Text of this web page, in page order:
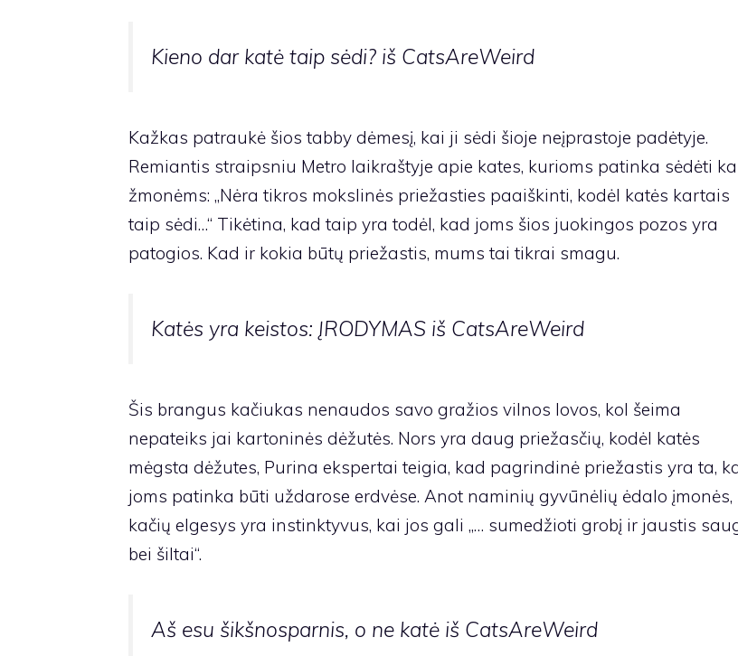
Kieno dar katė taip sėdi? iš CatsAreWeird
Kažkas patraukė šios tabby dėmesį, kai ji sėdi šioje neįprastoje padėtyje.
Remiantis straipsniu Metro laikraštyje apie kates, kurioms patinka sėdėti
žmonėms: „Nėra tikros mokslinės priežasties paaiškinti, kodėl katės kartais
taip sėdi…“ Tikėtina, kad taip yra todėl, kad joms šios juokingos pozos yra
patogios. Kad ir kokia būtų priežastis, mums tai tikrai smagu.
Katės yra keistos: ĮRODYMAS iš CatsAreWeird
Šis brangus kačiukas nenaudos savo gražios vilnos lovos, kol šeima
nepateiks jai kartoninės dėžutės. Nors yra daug priežasčių, kodėl katės
mėgsta dėžutes, Purina ekspertai teigia, kad pagrindinė priežastis yra ta,
joms patinka būti uždarose erdvėse. Anot naminių gyvūnėlių ėdalo įmonės,
kačių elgesys yra instinktyvus, kai jos gali „… sumedžioti grobį ir jaustis
bei šiltai“.
Aš esu šikšnosparnis, o ne katė iš CatsAreWeird